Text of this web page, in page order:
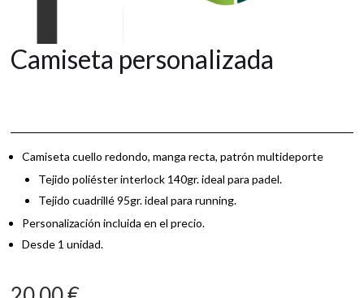
Camiseta personalizada
Camiseta cuello redondo, manga recta, patrón multideporte
Tejido poliéster interlock 140gr. ideal para padel.
Tejido cuadrillé 95gr. ideal para running.
Personalización incluida en el precio.
Desde 1 unidad.